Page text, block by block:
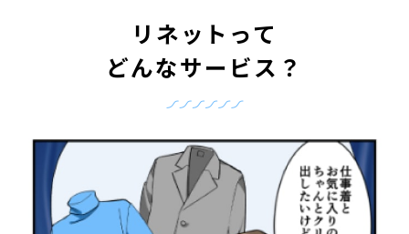
リネットって
どんなサービス？